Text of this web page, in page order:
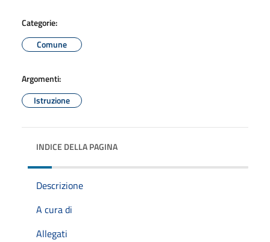
Categorie:
Comune
Argomenti:
Istruzione
INDICE DELLA PAGINA
Descrizione
A cura di
Allegati